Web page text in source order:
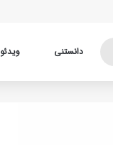
دانستنی ویدئو